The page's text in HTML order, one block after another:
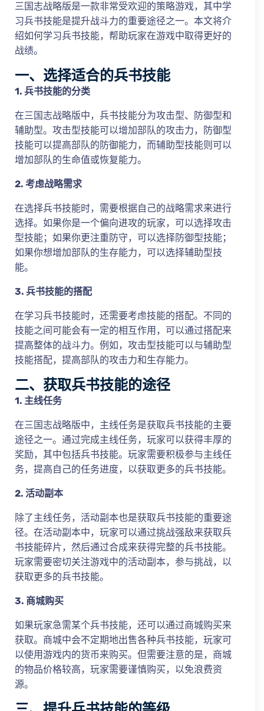
三国志战略版是一款非常受欢迎的策略游戏，其中学
习兵书技能是提升战斗力的重要途径之一。本文将介
绍如何学习兵书技能，帮助玩家在游戏中取得更好的
战绩。
一、选择适合的兵书技能
1. 兵书技能的分类
在三国志战略版中，兵书技能分为攻击型、防御型和
辅助型。攻击型技能可以增加部队的攻击力，防御型
技能可以提高部队的防御能力，而辅助型技能则可以
增加部队的生命值或恢复能力。
2. 考虑战略需求
在选择兵书技能时，需要根据自己的战略需求来进行
选择。如果你是一个偏向进攻的玩家，可以选择攻击
型技能；如果你更注重防守，可以选择防御型技能；
如果你想增加部队的生存能力，可以选择辅助型技
能。
3. 兵书技能的搭配
在学习兵书技能时，还需要考虑技能的搭配。不同的
技能之间可能会有一定的相互作用，可以通过搭配来
提高整体的战斗力。例如，攻击型技能可以与辅助型
技能搭配，提高部队的攻击力和生存能力。
二、获取兵书技能的途径
1. 主线任务
在三国志战略版中，主线任务是获取兵书技能的主要
途径之一。通过完成主线任务，玩家可以获得丰厚的
奖励，其中包括兵书技能。玩家需要积极参与主线任
务，提高自己的任务进度，以获取更多的兵书技能。
2. 活动副本
除了主线任务，活动副本也是获取兵书技能的重要途
径。在活动副本中，玩家可以通过挑战强敌来获取兵
书技能碎片，然后通过合成来获得完整的兵书技能。
玩家需要密切关注游戏中的活动副本，参与挑战，以
获取更多的兵书技能。
3. 商城购买
如果玩家急需某个兵书技能，还可以通过商城购买来
获取。商城中会不定期地出售各种兵书技能，玩家可
以使用游戏内的货币来购买。但需要注意的是，商城
的物品价格较高，玩家需要谨慎购买，以免浪费资
源。